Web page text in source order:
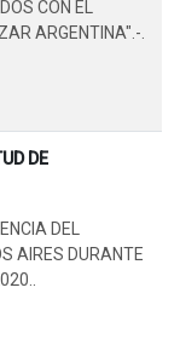
CON EL
ARGENTINA".-.
DE
DEL
AIRES DURANTE